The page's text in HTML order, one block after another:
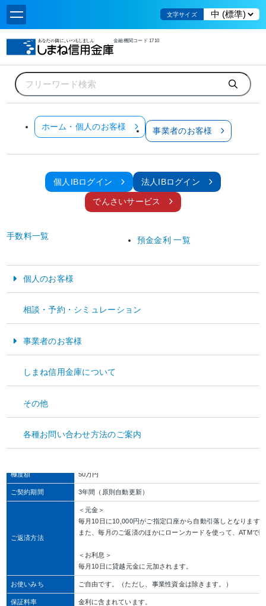
文字サイズ
金融機関コード 1710
ホーム・個人のお客様 事業者のお客様
個人IBログイン 法人IBログイン
でんさいサービス
手数料一覧 預金金利 一覧
個人のお客様
お金をためる・そなえる
お金をかりる
相談・予約・シミュレーション
事業者のお客様
資金運用
資金調達
経営サポート
しまね信用金庫について
その他
各種お問い合わせ方法のご案内
ホーム 個人のお客様お金をかりるカードローン
金利
年12.00％(固定金利)
商品概要
ご利用いただける方
※専業主婦の方も、配偶者が次の条件を満たす場合はご利用
・保証会社（信金ギャランティ株式会社）の保証を得られる方
極度額 50万円
ご契約期間 3年間（原則自動更新）
ご返済方法
＜元金＞
毎月10日に10,000円がご指定口座から自動引落しとなります
また、毎月のご返済のほかにローンカードを使って、ATMで
＜お利息＞
毎月10日に貸越元金に元加されます。
お使いみち ご自由です。（ただし、事業性資金は除きます。）
保証料率 金利に含まれています。